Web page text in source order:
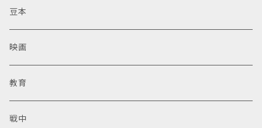
豆本
映画
教育
戦中